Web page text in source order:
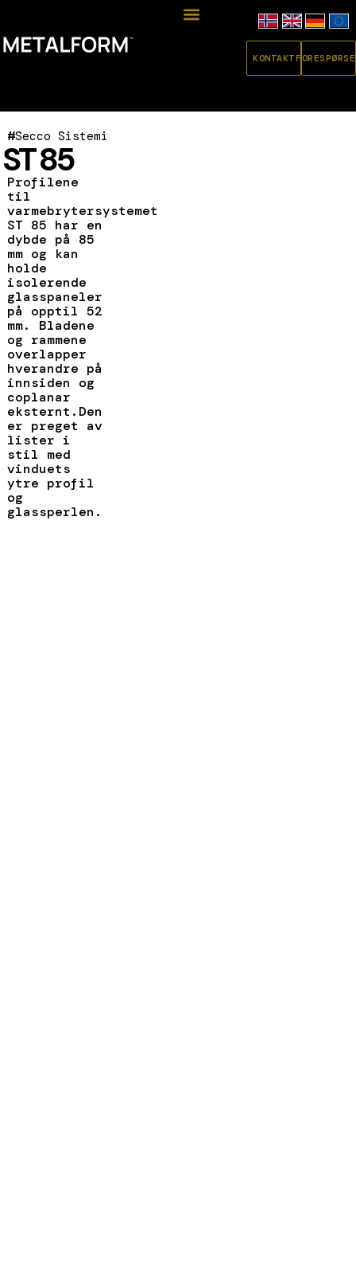
KONTAKT
#Secco Sistemi
ST 85
Profilene
til
varmebrytersystemet
ST 85 har en
dybde på 85
mm og kan
holde
isolerende
glasspaneler
på opptil 52
mm. Bladene
og rammene
overlapper
hverandre på
innsiden og
coplanar
eksternt.Den
er preget av
lister i
stil med
vinduets
ytre profil
og
glassperlen.